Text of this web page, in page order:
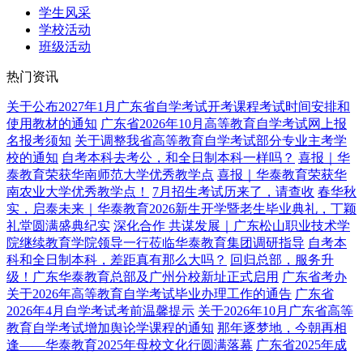
学生风采
学校活动
班级活动
热门资讯
关于公布2027年1月广东省自学考试开考课程考试时间安排和
使用教材的通知 广东省2026年10月高等教育自学考试网上报
名报考须知 关于调整我省高等教育自学考试部分专业主考学
校的通知 自考本科去考公，和全日制本科一样吗？ 喜报｜华
泰教育荣获华南师范大学优秀教学点 喜报｜华泰教育荣获华
南农业大学优秀教学点！
7月招生考试历来了，请查收 春华秋
实，启泰未来｜华泰教育2026新生开学暨老生毕业典礼，丁颖
礼堂圆满盛典纪实 深化合作 共谋发展｜广东松山职业技术学
院继续教育学院领导一行莅临华泰教育集团调研指导 自考本
科和全日制本科，差距真有那么大吗？ 回归总部，服务升
级！广东华泰教育总部及广州分校新址正式启用 广东省考办
关于2026年高等教育自学考试毕业办理工作的通告 广东省
2026年4月自学考试考前温馨提示 关于2026年10月广东省高等
教育自学考试增加舆论学课程的通知 那年逐梦地，今朝再相
逢——华泰教育2025年母校文化行圆满落幕 广东省2025年成